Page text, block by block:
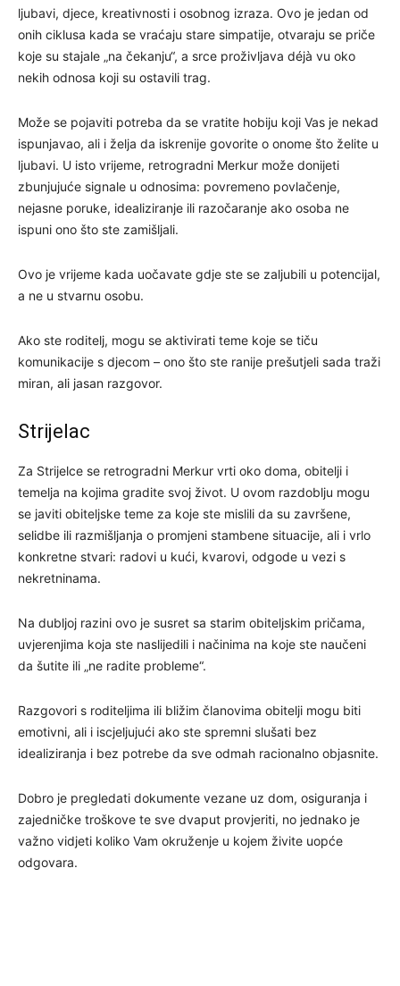
ljubavi, djece, kreativnosti i osobnog izraza. Ovo je jedan od
onih ciklusa kada se vraćaju stare simpatije, otvaraju se priče
koje su stajale „na čekanju“, a srce proživljava déjà vu oko
nekih odnosa koji su ostavili trag.
Može se pojaviti potreba da se vratite hobiju koji Vas je nekad
ispunjavao, ali i želja da iskrenije govorite o onome što želite u
ljubavi. U isto vrijeme, retrogradni Merkur može donijeti
zbunjujuće signale u odnosima: povremeno povlačenje,
nejasne poruke, idealiziranje ili razočaranje ako osoba ne
ispuni ono što ste zamišljali.
Ovo je vrijeme kada uočavate gdje ste se zaljubili u potencijal,
a ne u stvarnu osobu.
Ako ste roditelj, mogu se aktivirati teme koje se tiču
komunikacije s djecom – ono što ste ranije prešutjeli sada traži
miran, ali jasan razgovor.
Strijelac
Za Strijelce se retrogradni Merkur vrti oko doma, obitelji i
temelja na kojima gradite svoj život. U ovom razdoblju mogu
se javiti obiteljske teme za koje ste mislili da su završene,
selidbe ili razmišljanja o promjeni stambene situacije, ali i vrlo
konkretne stvari: radovi u kući, kvarovi, odgode u vezi s
nekretninama.
Na dubljoj razini ovo je susret sa starim obiteljskim pričama,
uvjerenjima koja ste naslijedili i načinima na koje ste naučeni
da šutite ili „ne radite probleme“.
Razgovori s roditeljima ili bližim članovima obitelji mogu biti
emotivni, ali i iscjeljujući ako ste spremni slušati bez
idealiziranja i bez potrebe da sve odmah racionalno objasnite.
Dobro je pregledati dokumente vezane uz dom, osiguranja i
zajedničke troškove te sve dvaput provjeriti, no jednako je
važno vidjeti koliko Vam okruženje u kojem živite uopće
odgovara.